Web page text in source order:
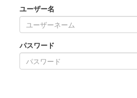
ユーザー名
パスワード